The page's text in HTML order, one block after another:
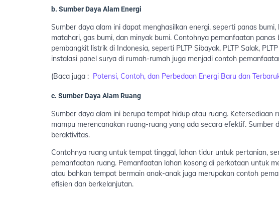
b. Sumber Daya Alam Energi
Sumber daya alam ini dapat menghasilkan energi, seperti panas
matahari, gas bumi, dan minyak bumi. Contohnya pemanfaatan
pembangkit listrik di Indonesia, seperti PLTP Sibayak, PLTP Salak,
instalasi panel surya di rumah-rumah juga menjadi contoh
(Baca juga : Potensi, Contoh, dan Perbedaan Energi Baru dan
c. Sumber Daya Alam Ruang
Sumber daya alam ini berupa tempat hidup atau ruang. Ketersediaan
mampu merencanakan ruang-ruang yang ada secara efektif. Sumber
beraktivitas.
Contohnya ruang untuk tempat tinggal, lahan tidur untuk pertanian,
pemanfaatan ruang. Pemanfaatan lahan kosong di perkotaan untuk
atau bahkan tempat bermain anak-anak juga merupakan contoh
efisien dan berkelanjutan.